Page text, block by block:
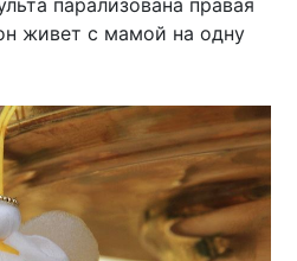
парализована правая
живет с мамой на одну